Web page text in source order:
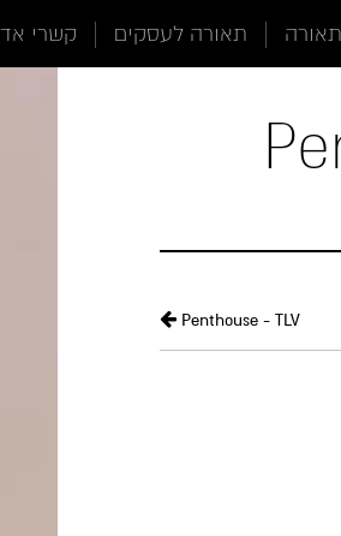
תאורה לעסקים קשרי
Penthouse - TLV